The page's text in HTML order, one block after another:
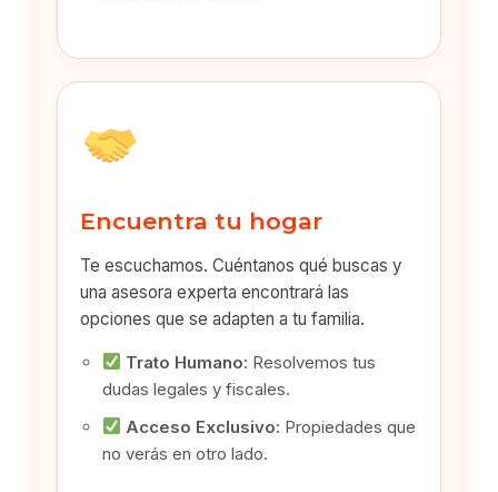
Encuentra tu hogar
Te escuchamos. Cuéntanos qué buscas y
una asesora experta encontrará las
opciones que se adapten a tu familia.
Trato Humano: Resolvemos tus
dudas legales y fiscales.
Acceso Exclusivo: Propiedades que
no verás en otro lado.